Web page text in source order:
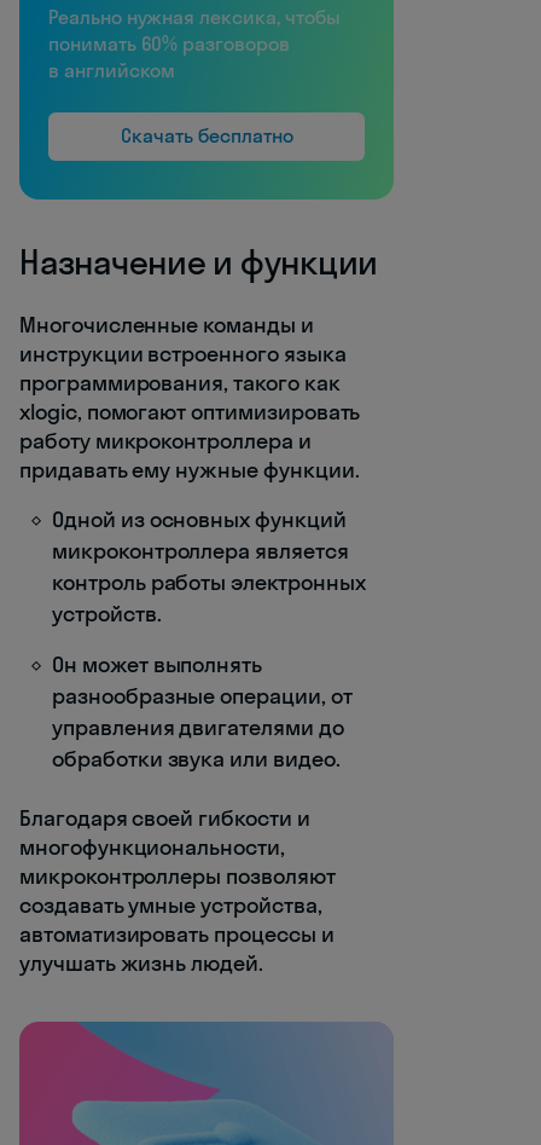
Реально нужная лексика, чтобы
понимать 60% разговоров
в английском
Скачать бесплатно
Назначение и функции
Многочисленные команды и
инструкции встроенного языка
программирования, такого как
xlogic, помогают оптимизировать
работу микроконтроллера и
придавать ему нужные функции.
Одной из основных функций
микроконтроллера является
контроль работы электронных
устройств.
Он может выполнять
разнообразные операции, от
управления двигателями до
обработки звука или видео.
Благодаря своей гибкости и
многофункциональности,
микроконтроллеры позволяют
создавать умные устройства,
автоматизировать процессы и
улучшать жизнь людей.